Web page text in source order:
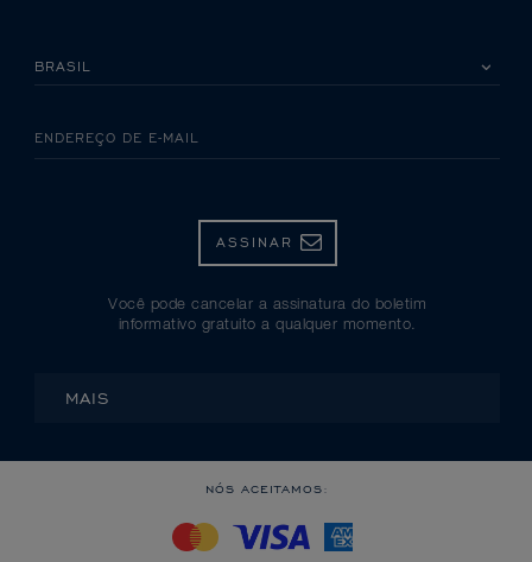
ENDEREÇO DE E-MAIL
ASSINAR
Você pode cancelar a assinatura do boletim
informativo gratuito a qualquer momento.
MAIS
NÓS ACEITAMOS: